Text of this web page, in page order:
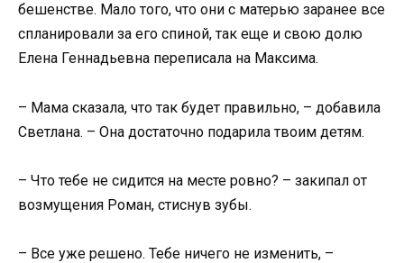
бешенстве. Мало того, что они с матерью заранее все
спланировали за его спиной, так еще и свою долю
Елена Геннадьевна переписала на Максима.
– Мама сказала, что так будет правильно, – добавила
Светлана. – Она достаточно подарила твоим детям.
– Что тебе не сидится на месте ровно? – закипал от
возмущения Роман, стиснув зубы.
– Все уже решено. Тебе ничего не изменить, –